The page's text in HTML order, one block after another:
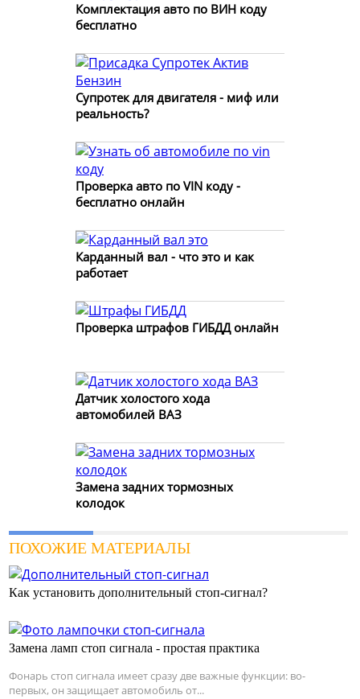
Комплектация авто по ВИН коду
бесплатно
Супротек для двигателя - миф или
реальность?
Проверка авто по VIN коду -
бесплатно онлайн
Карданный вал - что это и как
работает
Проверка штрафов ГИБДД онлайн
Датчик холостого хода
автомобилей ВАЗ
Замена задних тормозных
колодок
ПОХОЖИЕ МАТЕРИАЛЫ
Как установить дополнительный стоп-сигнал?
Замена ламп стоп сигнала - простая практика
Фонарь стоп сигнала имеет сразу две важные функции: во-
первых, он защищает автомобиль от...